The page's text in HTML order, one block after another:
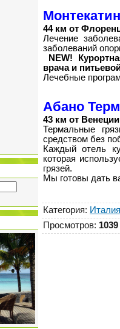
44 км от
Лечение
заболеваний
NEW!
врача и
Лечебные
Абано
43 км от Венеции
Термальные
средством без
Каждый отель
которая
грязей.
Мы готовы дать
Категория: Италия
Просмотров: 1039